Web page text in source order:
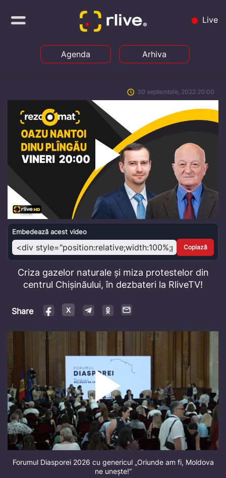
Live
Agenda Arhiva
30 septembrie, 2022 20:00
Play
Video
Embedează acest video
Copiază
Criza gazelor naturale și miza protestelor din
centrul Chișinăului, în dezbateri la RliveTV!
Share
Forumul Diasporei 2026 cu genericul „Oriunde am fi, Moldova
ne unește!”